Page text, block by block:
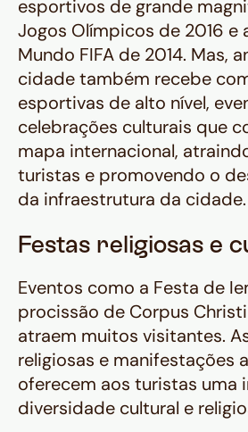
esportivos de grande
Jogos Olímpicos de 2016 e
Mundo FIFA de 2014. Mas,
cidade também recebe
esportivas de alto nível,
celebrações culturais que
mapa internacional,
turistas e promovendo o
da infraestrutura da cidade.
Festas religiosas e
Eventos como a Festa de
procissão de Corpus
atraem muitos visitantes.
religiosas e manifestações
oferecem aos turistas uma
diversidade cultural e